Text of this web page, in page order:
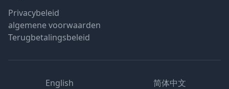
Privacybeleid
algemene voorwaarden
Terugbetalingsbeleid
English
简体中文